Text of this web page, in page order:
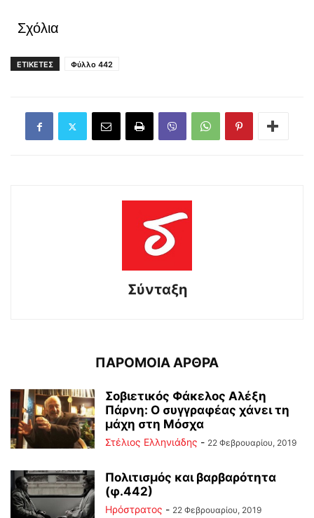
Σχόλια
ΕΤΙΚΕΤΕΣ Φύλλο 442
Σύνταξη
ΠΑΡΟΜΟΙΑ ΑΡΘΡΑ
Σοβιετικός Φάκελος Αλέξη
Πάρνη: Ο συγγραφέας χάνει τη
μάχη στη Μόσχα
Στέλιος Ελληνιάδης - 22 Φεβρουαρίου, 2019
Πολιτισμός και βαρβαρότητα
(φ.442)
Ηρόστρατος - 22 Φεβρουαρίου, 2019